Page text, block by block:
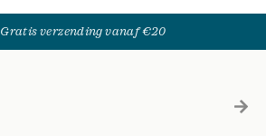
Gratis verzending vanaf €20